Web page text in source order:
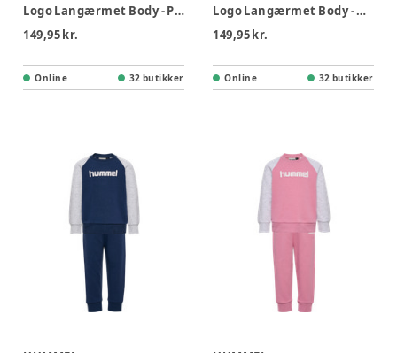
Logo Langærmet Body - Polignac
149,95 kr.
Online 32 butikker
Logo Langærmet Body - Dutch Blue
149,95 kr.
Online 32 butikker